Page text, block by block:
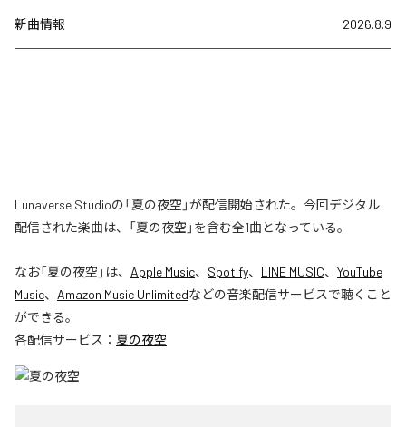
新曲情報 2026.8.9
Lunaverse Studioの「夏の夜空」が配信開始された。今回デジタル
配信された楽曲は、「夏の夜空」を含む全1曲となっている。
なお「夏の夜空 」は、 Apple Music、 Spotify、 LINE MUSIC、 YouTube
Music、 Amazon Music Unlimitedなどの音楽配信サービスで聴くこと
ができる。
各配信サービス： 夏の夜空